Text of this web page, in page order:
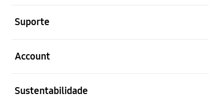
Suporte
Account
Sustentabilidade